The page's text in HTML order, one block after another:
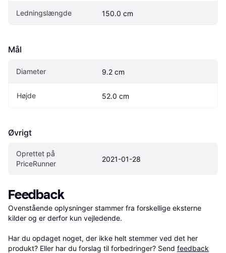
Ledningslængde 150.0 cm
Mål
Diameter 9.2 cm
Højde 52.0 cm
Øvrigt
Oprettet på
PriceRunner
2021-01-28
Feedback
Ovenstående oplysninger stammer fra forskellige eksterne
kilder og er derfor kun vejledende.
Har du opdaget noget, der ikke helt stemmer ved det her
produkt? Eller har du forslag til forbedringer? Send feedback